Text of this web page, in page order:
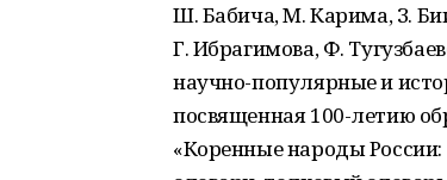
Ш. Бабича, М. Карима, З.
Г. Ибрагимова, Ф.
научно-популярные и
посвященная 100-летию
«Коренные народы